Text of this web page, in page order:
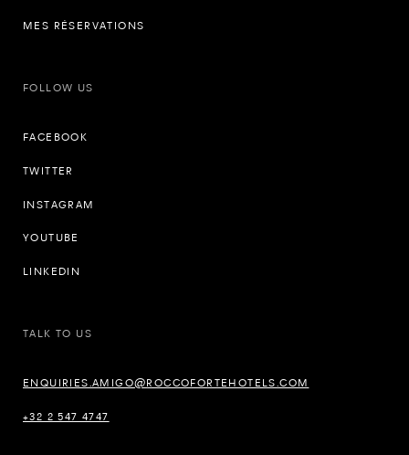
MES RÉSERVATIONS
FOLLOW US
FACEBOOK
TWITTER
INSTAGRAM
YOUTUBE
LINKEDIN
TALK TO US
ENQUIRIES.AMIGO@ROCCOFORTEHOTELS.COM
+32 2 547 4747